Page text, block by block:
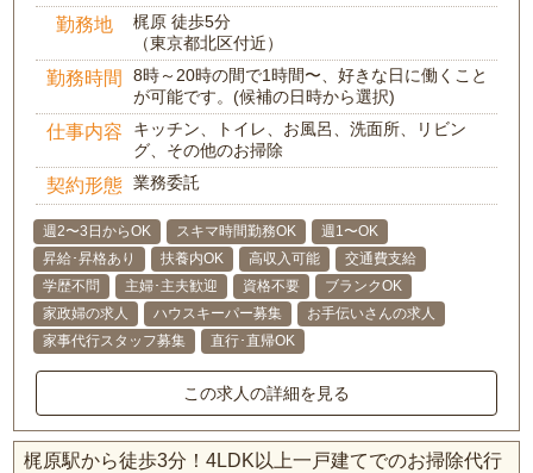
勤務地
梶原 徒歩5分
（東京都北区付近）
勤務時間
8時～20時の間で1時間〜、好きな日に働くこと
が可能です。(候補の日時から選択)
仕事内容
キッチン、トイレ、お風呂、洗面所、リビン
グ、その他のお掃除
契約形態 業務委託
週2〜3日からOK スキマ時間勤務OK
週1〜OK
昇給･昇格あり
扶養内OK 高収入可能
交通費支給
学歴不問
主婦･主夫歓迎 資格不要
ブランクOK
家政婦の求人
ハウスキーパー募集
お手伝いさんの求人
家事代行スタッフ募集
直行･直帰OK
この求人の詳細を見る
梶原駅から徒歩3分！4LDK以上一戸建てでのお掃除代行